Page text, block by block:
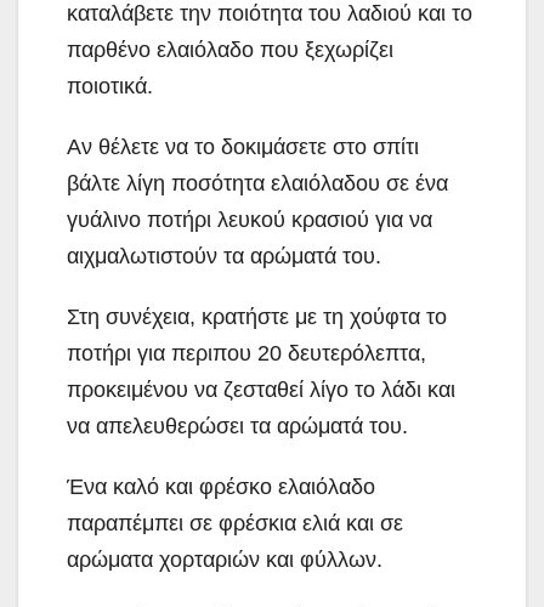
καταλάβετε την ποιότητα του λαδιού και το
παρθένο ελαιόλαδο που ξεχωρίζει
ποιοτικά.
Αν θέλετε να το δοκιμάσετε στο σπίτι
βάλτε λίγη ποσότητα ελαιόλαδου σε ένα
γυάλινο ποτήρι λευκού κρασιού για να
αιχμαλωτιστούν τα αρώματά του.
Στη συνέχεια, κρατήστε με τη χούφτα το
ποτήρι για περιπου 20 δευτερόλεπτα,
προκειμένου να ζεσταθεί λίγο το λάδι και
να απελευθερώσει τα αρώματά του.
Ένα καλό και φρέσκο ελαιόλαδο
παραπέμπει σε φρέσκια ελιά και σε
αρώματα χορταριών και φύλλων.